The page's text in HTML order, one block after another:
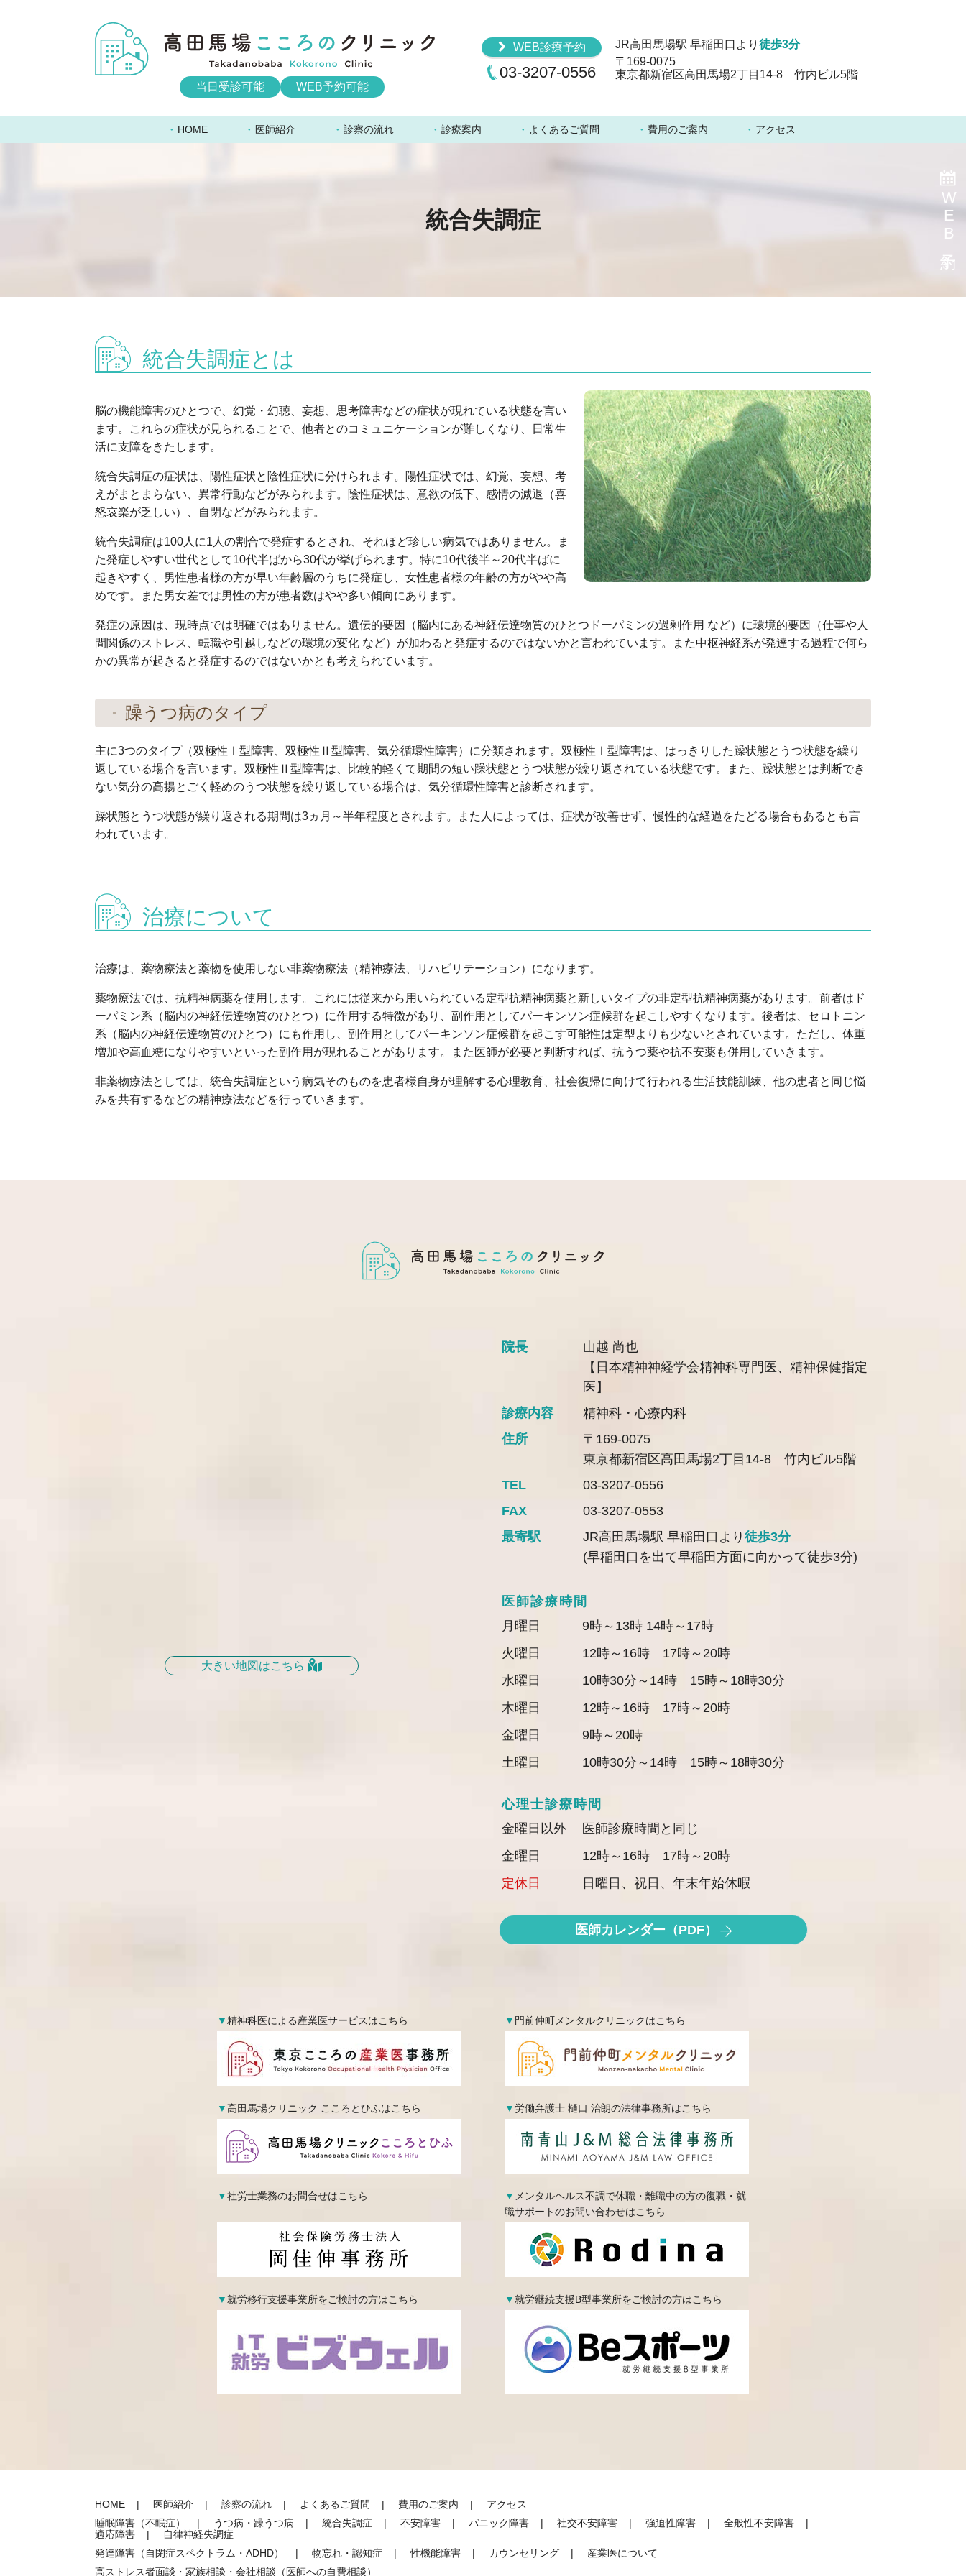
当日受診可能 WEB予約可能
WEB診療予約
03-3207-0556
JR高田馬場駅 早稲田口より 徒歩3分
〒169-0075
東京都新宿区高田馬場2丁目14-8 竹内ビル5階
HOME 医師紹介 診察の流れ 診療案内 よくあるご質問 費用のご案内 アクセス
統合失調症
統合失調症とは
脳の機能障害のひとつで、幻覚・幻聴、妄想、思考障害などの症状が現れている状態を言い
ます。これらの症状が見られることで、他者とのコミュニケーションが難しくなり、日常生
活に支障をきたします。
統合失調症の症状は、陽性症状と陰性症状に分けられます。陽性症状では、幻覚、妄想、考
えがまとまらない、異常行動などがみられます。陰性症状は、意欲の低下、感情の減退（喜
怒哀楽が乏しい）、自閉などがみられます。
統合失調症は100人に1人の割合で発症するとされ、それほど珍しい病気ではありません。ま
た発症しやすい世代として10代半ばから30代が挙げられます。特に10代後半～20代半ばに
起きやすく、男性患者様の方が早い年齢層のうちに発症し、女性患者様の年齢の方がやや高
めです。また男女差では男性の方が患者数はやや多い傾向にあります。
発症の原因は、現時点では明確ではありません。遺伝的要因（脳内にある神経伝達物質のひとつドーパミンの過剰作用 など）に環境的要因（仕事や人
間関係のストレス、転職や引越しなどの環境の変化 など）が加わると発症するのではないかと言われています。また中枢神経系が発達する過程で何ら
かの異常が起きると発症するのではないかとも考えられています。
躁うつ病のタイプ
主に3つのタイプ（双極性Ⅰ型障害、双極性Ⅱ型障害、気分循環性障害）に分類されます。双極性Ⅰ型障害は、はっきりした躁状態とうつ状態を繰り
返している場合を言います。双極性Ⅱ型障害は、比較的軽くて期間の短い躁状態とうつ状態が繰り返されている状態です。また、躁状態とは判断でき
ない気分の高揚とごく軽めのうつ状態を繰り返している場合は、気分循環性障害と診断されます。
躁状態とうつ状態が繰り返される期間は3ヵ月～半年程度とされます。また人によっては、症状が改善せず、慢性的な経過をたどる場合もあるとも言
われています。
治療について
治療は、薬物療法と薬物を使用しない非薬物療法（精神療法、リハビリテーション）になります。
薬物療法では、抗精神病薬を使用します。これには従来から用いられている定型抗精神病薬と新しいタイプの非定型抗精神病薬があります。前者はド
ーパミン系（脳内の神経伝達物質のひとつ）に作用する特徴があり、副作用としてパーキンソン症候群を起こしやすくなります。後者は、セロトニン
系（脳内の神経伝達物質のひとつ）にも作用し、副作用としてパーキンソン症候群を起こす可能性は定型よりも少ないとされています。ただし、体重
増加や高血糖になりやすいといった副作用が現れることがあります。また医師が必要と判断すれば、抗うつ薬や抗不安薬も併用していきます。
非薬物療法としては、統合失調症という病気そのものを患者様自身が理解する心理教育、社会復帰に向けて行われる生活技能訓練、他の患者と同じ悩
みを共有するなどの精神療法などを行っていきます。
大きい地図はこちら
院長
山越 尚也
【日本精神神経学会精神科専門医、精神保健指定
医】
診療内容
精神科・心療内科
住所
〒169-0075
東京都新宿区高田馬場2丁目14-8 竹内ビル5階
TEL
03-3207-0556
FAX
03-3207-0553
最寄駅
JR高田馬場駅 早稲田口より 徒歩3分
(早稲田口を出て早稲田方面に向かって徒歩3分)
医師診療時間
月曜日
9時～13時 14時～17時
火曜日
12時～16時 17時～20時
水曜日
10時30分～14時 15時～18時30分
木曜日
12時～16時 17時～20時
金曜日
9時～20時
土曜日
10時30分～14時 15時～18時30分
心理士診療時間
金曜日以外
医師診療時間と同じ
金曜日
12時～16時 17時～20時
定休日
日曜日、祝日、年末年始休暇
医師カレンダー（PDF）
▼精神科医による産業医サービスはこちら ▼ 門前仲町メンタルクリニックはこちら
▼高田馬場クリニック こころとひふはこちら ▼労働弁護士 樋口 治朗の法律事務所はこちら
▼社労士業務のお問合せはこちら ▼ メンタルヘルス不調で休職・離職中の方の復職・就
職サポートのお問い合わせはこちら
▼就労移行支援事業所をご検討の方はこちら ▼就労継続支援B型事業所をご検討の方はこちら
WEB予約
HOME 医師紹介 診察の流れ よくあるご質問 費用のご案内
アクセス
睡眠障害（不眠症）
うつ病・躁うつ病 統合失調症 不安障害 パニック障害 社交不安障害 強迫性障害
全般性不安障害
適応障害
自律神経失調症
発達障害 （自閉症スペクトラム・ADHD） 物忘れ・認知症 性機能障害 カウンセリング
産業医について
高ストレス者面談・家族相談・会社相談 （医師への自費相談）